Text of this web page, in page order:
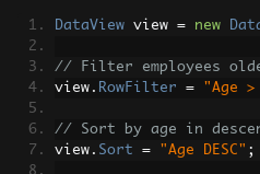
DataView view = new
// Filter employees
view . RowFilter = "Age
// Sort by age in
view . Sort = "Age DESC" ;